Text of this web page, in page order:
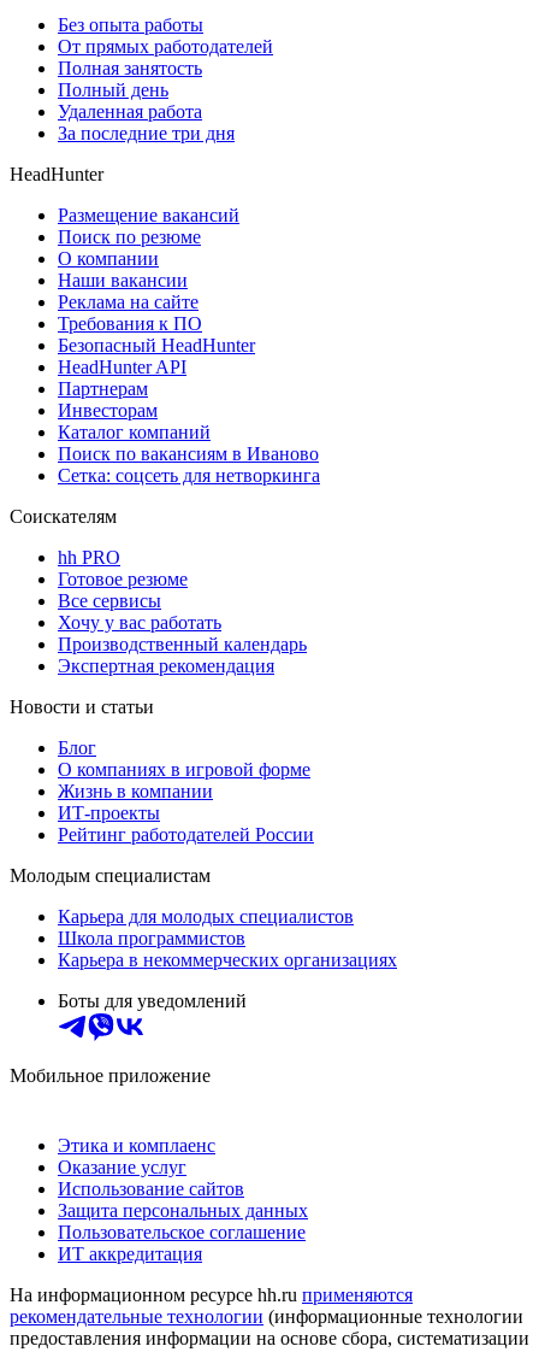
Без опыта работы
От прямых работодателей
Полная занятость
Полный день
Удаленная работа
За последние три дня
HeadHunter
Размещение вакансий
Поиск по резюме
О компании
Наши вакансии
Реклама на сайте
Требования к ПО
Безопасный HeadHunter
HeadHunter API
Партнерам
Инвесторам
Каталог компаний
Поиск по вакансиям в Иваново
Сетка: соцсеть для нетворкинга
Соискателям
hh PRO
Готовое резюме
Все сервисы
Хочу у вас работать
Производственный календарь
Экспертная рекомендация
Новости и статьи
Блог
О компаниях в игровой форме
Жизнь в компании
ИТ-проекты
Рейтинг работодателей России
Молодым специалистам
Карьера для молодых специалистов
Школа программистов
Карьера в некоммерческих организациях
Боты для уведомлений
Мобильное приложение
Этика и комплаенс
Оказание услуг
Использование сайтов
Защита персональных данных
Пользовательское соглашение
ИТ аккредитация
На информационном ресурсе hh.ru применяются
рекомендательные технологии (информационные технологии
предоставления информации на основе сбора, систематизации